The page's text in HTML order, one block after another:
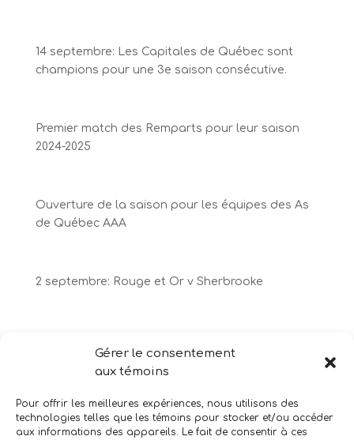
Gérer le consentement
aux témoins
Pour offrir les meilleures expériences, nous utilisons des
technologies telles que les témoins pour stocker et/ou accéder
aux informations des appareils. Le fait de consentir à ces
14 septembre: Les Capitales de Québec sont
champions pour une 3e saison consécutive.
Premier match des Remparts pour leur saison
2024-2025
Ouverture de la saison pour les équipes des As
de Québec AAA
2 septembre: Rouge et Or v Sherbrooke
septembre
Kings vs Bruins 3 octobre